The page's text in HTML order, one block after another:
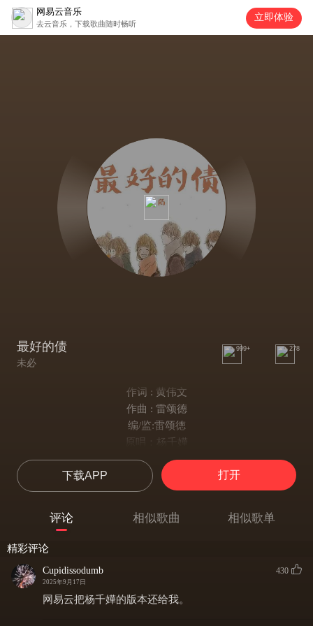
网易云音乐
去云音乐，下载歌曲随时畅听
立即体验
最好的债
未必
999+ 278
作词 : 黄伟文
作曲 : 雷颂德
编/监:雷颂徳
原唱：杨千嬅
翻唱：阡陌
混音：奶妈月
自上次离去那一天
很可惜彼此也是太绝没有心软
如固执会变 何日先会变
下载APP 打开
评论 相似歌曲 相似歌单
精彩评论
Cupidissodumb
2025年9月17日
430
网易云把杨千嬅的版本还给我。